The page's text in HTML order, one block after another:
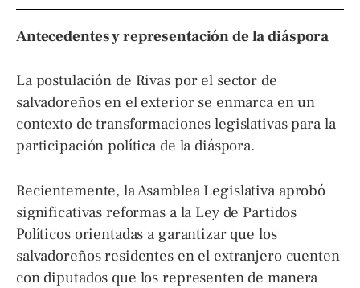
Antecedentes y representación de la diáspora
La postulación de Rivas por el sector de
salvadoreños en el exterior se enmarca en un
contexto de transformaciones legislativas para la
participación política de la diáspora.
Recientemente, la Asamblea Legislativa aprobó
significativas reformas a la Ley de Partidos
Políticos orientadas a garantizar que los
salvadoreños residentes en el extranjero cuenten
con diputados que los representen de manera